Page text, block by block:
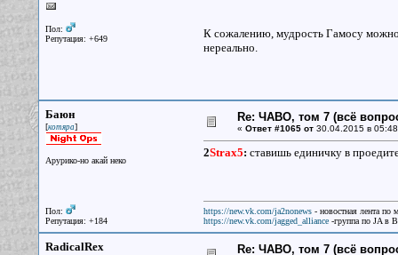
Пол:
Репутация: +649
К сожалению, мудрость Гамосу
нереально.
Баюн
[котяра]
Арурико-но акай неко
Пол:
Репутация: +184
Re: ЧАВО, том 7 (всё
« Ответ #1065 от30.04.2015 в
2Strax5: ставишь единичку в
https://new.vk.com/ja2nonews- новостная лента по
https://new.vk.com/jagged_alliance-группа по JA в
RadicalRex Re: ЧАВО, том 7 (всё